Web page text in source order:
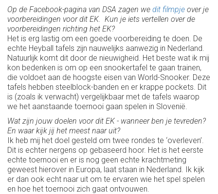
Op de Facebook-pagina van DSA zagen we dit filmpje over je
voorbereidingen voor dit EK. Kun je iets vertellen over de
voorbereidingen richting het EK?
Het is erg lastig om een goede voorbereiding te doen. De
echte Heyball tafels zijn nauwelijks aanwezig in Nederland.
Natuurlijk komt dit door de nieuwigheid. Het beste wat ik mij
kon bedenken is om op een snookertafel te gaan trainen,
die voldoet aan de hoogste eisen van World-Snooker. Deze
tafels hebben steelblock-banden en er krappe pockets. Dit
is (zoals ik verwacht) vergelijkbaar met de tafels waarop
we het aanstaande toernooi gaan spelen in Slovenië.
Wat zijn jouw doelen voor dit EK - wanneer ben je tevreden?
En waar kijk jij het meest naar uit?
Ik heb mij het doel gesteld om twee rondes te ‘overleven’.
Dit is echter nergens op gebaseerd hoor. Het is het eerste
echte toernooi en er is nog geen echte krachtmeting
geweest hierover in Europa, laat staan in Nederland. Ik kijk
er dan ook echt naar uit om te ervaren wie het spel spelen
en hoe het toernooi zich gaat ontvouwen.